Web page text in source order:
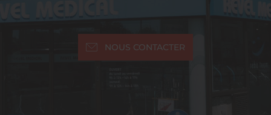
NOUS CONTACTER